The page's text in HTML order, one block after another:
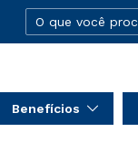
Benefícios